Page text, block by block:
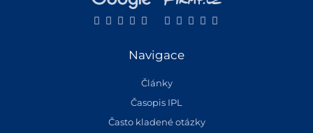
Navigace
Články
Časopis IPL
Často kladené otázky